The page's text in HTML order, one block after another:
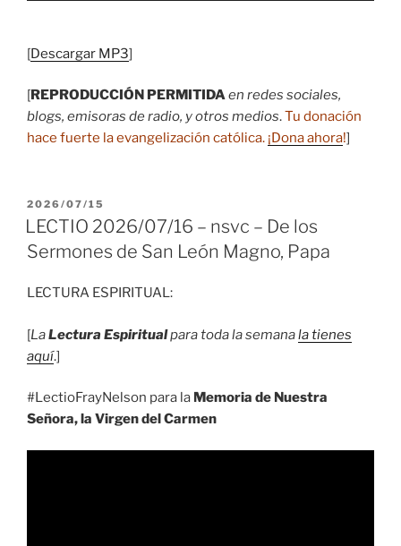
[Descargar MP3]
[REPRODUCCIÓN PERMITIDAen redes sociales,
blogs, emisoras de radio, y otros medios.Tu donación
hace fuerte la evangelización católica. ¡Dona ahora!]
PUBLICADO
EL
2026/07/15
LECTIO 2026/07/16 – nsvc – De los
Sermones de San León Magno, Papa
LECTURA ESPIRITUAL:
[LaLectura Espiritualpara toda la semanala tienes
aquí.]
#LectioFrayNelson para la Memoria de Nuestra
Señora, la Virgen del Carmen